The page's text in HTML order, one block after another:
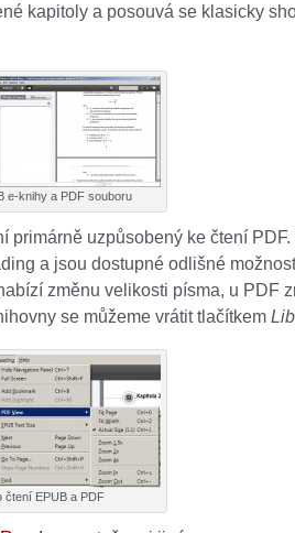
kapitoly a posouvá se klasicky
e-knihy a PDF souboru
primárně uzpůsobený ke čtení
a jsou dostupné odlišné
změnu velikosti písma, u PDF
se můžeme vrátit tlačítkem
čtení EPUB a PDF